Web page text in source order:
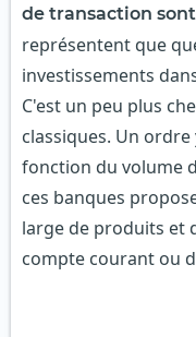
de transaction
représentent que
investissements
C'est un peu plus
classiques. Un
fonction du volume
ces banques
large de produits et
compte courant ou